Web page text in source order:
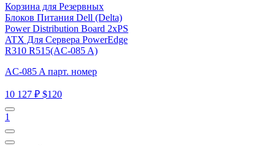
Корзина для Резервных
Блоков Питания Dell (Delta)
Power Distribution Board 2xPS
ATX Для Сервера PowerEdge
R310 R515(AC-085 A)
AC-085 A парт. номер
10 127 ₽ $120
1